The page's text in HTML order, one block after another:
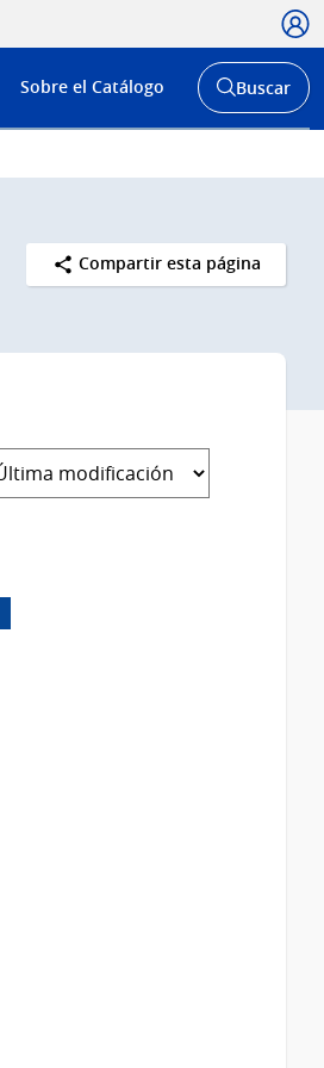
Menú
de
Sobre el Catálogo
Abrir
buscador
Buscar
Compartir esta página